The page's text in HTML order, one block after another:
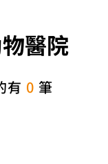
醫院
有 0 筆